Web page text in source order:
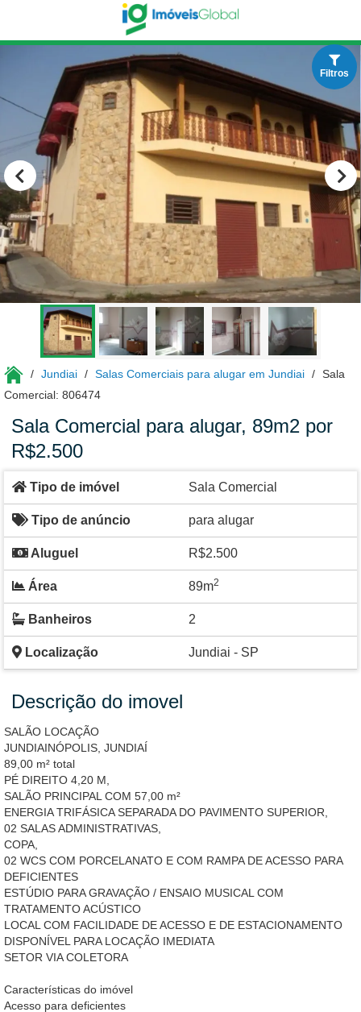
Jundiai Salas Comerciais para alugar em Jundiai
Sala
Comercial: 806474
Sala Comercial para alugar, 89m2 por
R$2.500
Tipo de imóvel Sala Comercial
Tipo de anúncio para alugar
Aluguel R$2.500
Área 89m2
Banheiros 2
Localização Jundiai - SP
Descrição do imovel
SALÃO LOCAÇÃO
JUNDIAINÓPOLIS, JUNDIAÍ
89,00 m² total
PÉ DIREITO 4,20 M,
SALÃO PRINCIPAL COM 57,00 m²
ENERGIA TRIFÁSICA SEPARADA DO PAVIMENTO SUPERIOR,
02 SALAS ADMINISTRATIVAS,
COPA,
02 WCS COM PORCELANATO E COM RAMPA DE ACESSO PARA
DEFICIENTES
ESTÚDIO PARA GRAVAÇÃO / ENSAIO MUSICAL COM
TRATAMENTO ACÚSTICO
LOCAL COM FACILIDADE DE ACESSO E DE ESTACIONAMENTO
DISPONÍVEL PARA LOCAÇÃO IMEDIATA
SETOR VIA COLETORA
Características do imóvel
Acesso para deficientes
Filtros